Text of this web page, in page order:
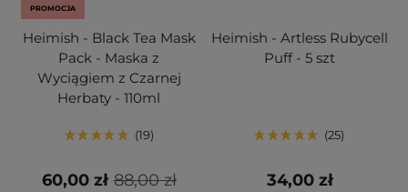
PROMOCJA
Heimish - Black Tea Mask
Pack - Maska z
Wyciągiem z Czarnej
Herbaty - 110ml
19
88,00 zł
60,00 zł
Heimish - Artless Rubycell
Puff - 5 szt
25
34,00 zł